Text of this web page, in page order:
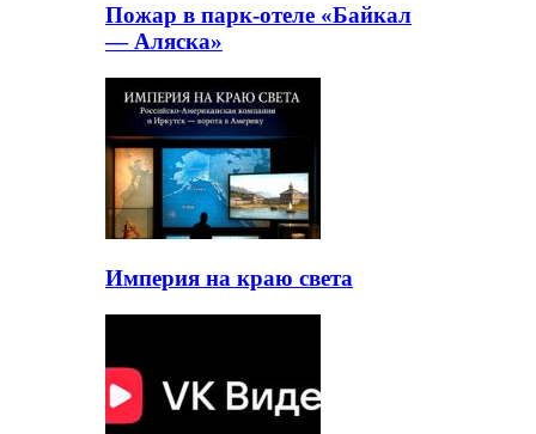
Пожар в парк-отеле «Байкал
— Аляска»
Империя на краю света